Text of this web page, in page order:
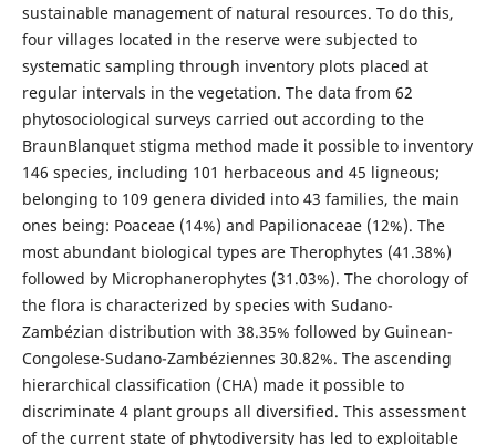
sustainable management of natural resources. To do this,
four villages located in the reserve were subjected to
systematic sampling through inventory plots placed at
regular intervals in the vegetation. The data from 62
phytosociological surveys carried out according to the
BraunBlanquet stigma method made it possible to inventory
146 species, including 101 herbaceous and 45 ligneous;
belonging to 109 genera divided into 43 families, the main
ones being: Poaceae (14%) and Papilionaceae (12%). The
most abundant biological types are Therophytes (41.38%)
followed by Microphanerophytes (31.03%). The chorology of
the flora is characterized by species with Sudano-
Zambézian distribution with 38.35% followed by Guinean-
Congolese-Sudano-Zambéziennes 30.82%. The ascending
hierarchical classification (CHA) made it possible to
discriminate 4 plant groups all diversified. This assessment
of the current state of phytodiversity has led to exploitable